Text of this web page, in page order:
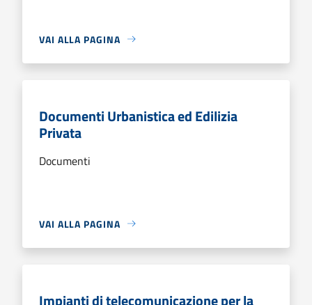
VAI ALLA PAGINA
Documenti Urbanistica ed Edilizia
Privata
Documenti
VAI ALLA PAGINA
Impianti di telecomunicazione per la